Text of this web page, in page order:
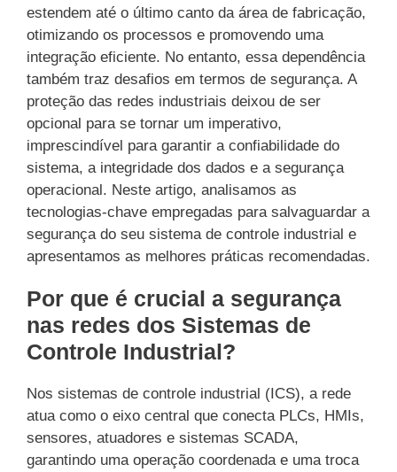
estendem até o último canto da área de fabricação,
otimizando os processos e promovendo uma
integração eficiente. No entanto, essa dependência
também traz desafios em termos de segurança. A
proteção das redes industriais deixou de ser
opcional para se tornar um imperativo,
imprescindível para garantir a confiabilidade do
sistema, a integridade dos dados e a segurança
operacional. Neste artigo, analisamos as
tecnologias-chave empregadas para salvaguardar a
segurança do seu sistema de controle industrial e
apresentamos as melhores práticas recomendadas.
Por que é crucial a segurança
nas redes dos Sistemas de
Controle Industrial?
Nos sistemas de controle industrial (ICS), a rede
atua como o eixo central que conecta PLCs, HMIs,
sensores, atuadores e sistemas SCADA,
garantindo uma operação coordenada e uma troca